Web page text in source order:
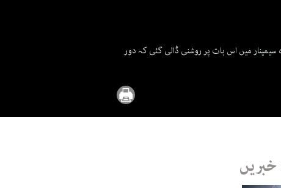
secondsVolume
سیمینار میں اس بات پر روشنی ڈالی گئی کہ دور
خبریں